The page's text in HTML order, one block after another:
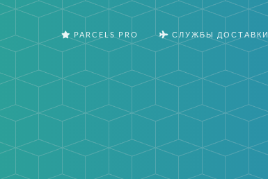
PARCELS PRO СЛУЖБЫ ДОСТАВКИ